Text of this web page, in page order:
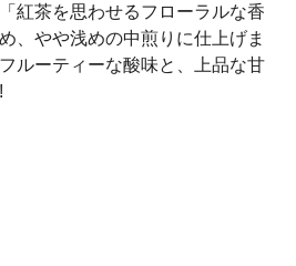
紅茶を思わせるフローラルな香
、やや浅めの中煎りに仕上げま
ルーティーな酸味と、上品な甘